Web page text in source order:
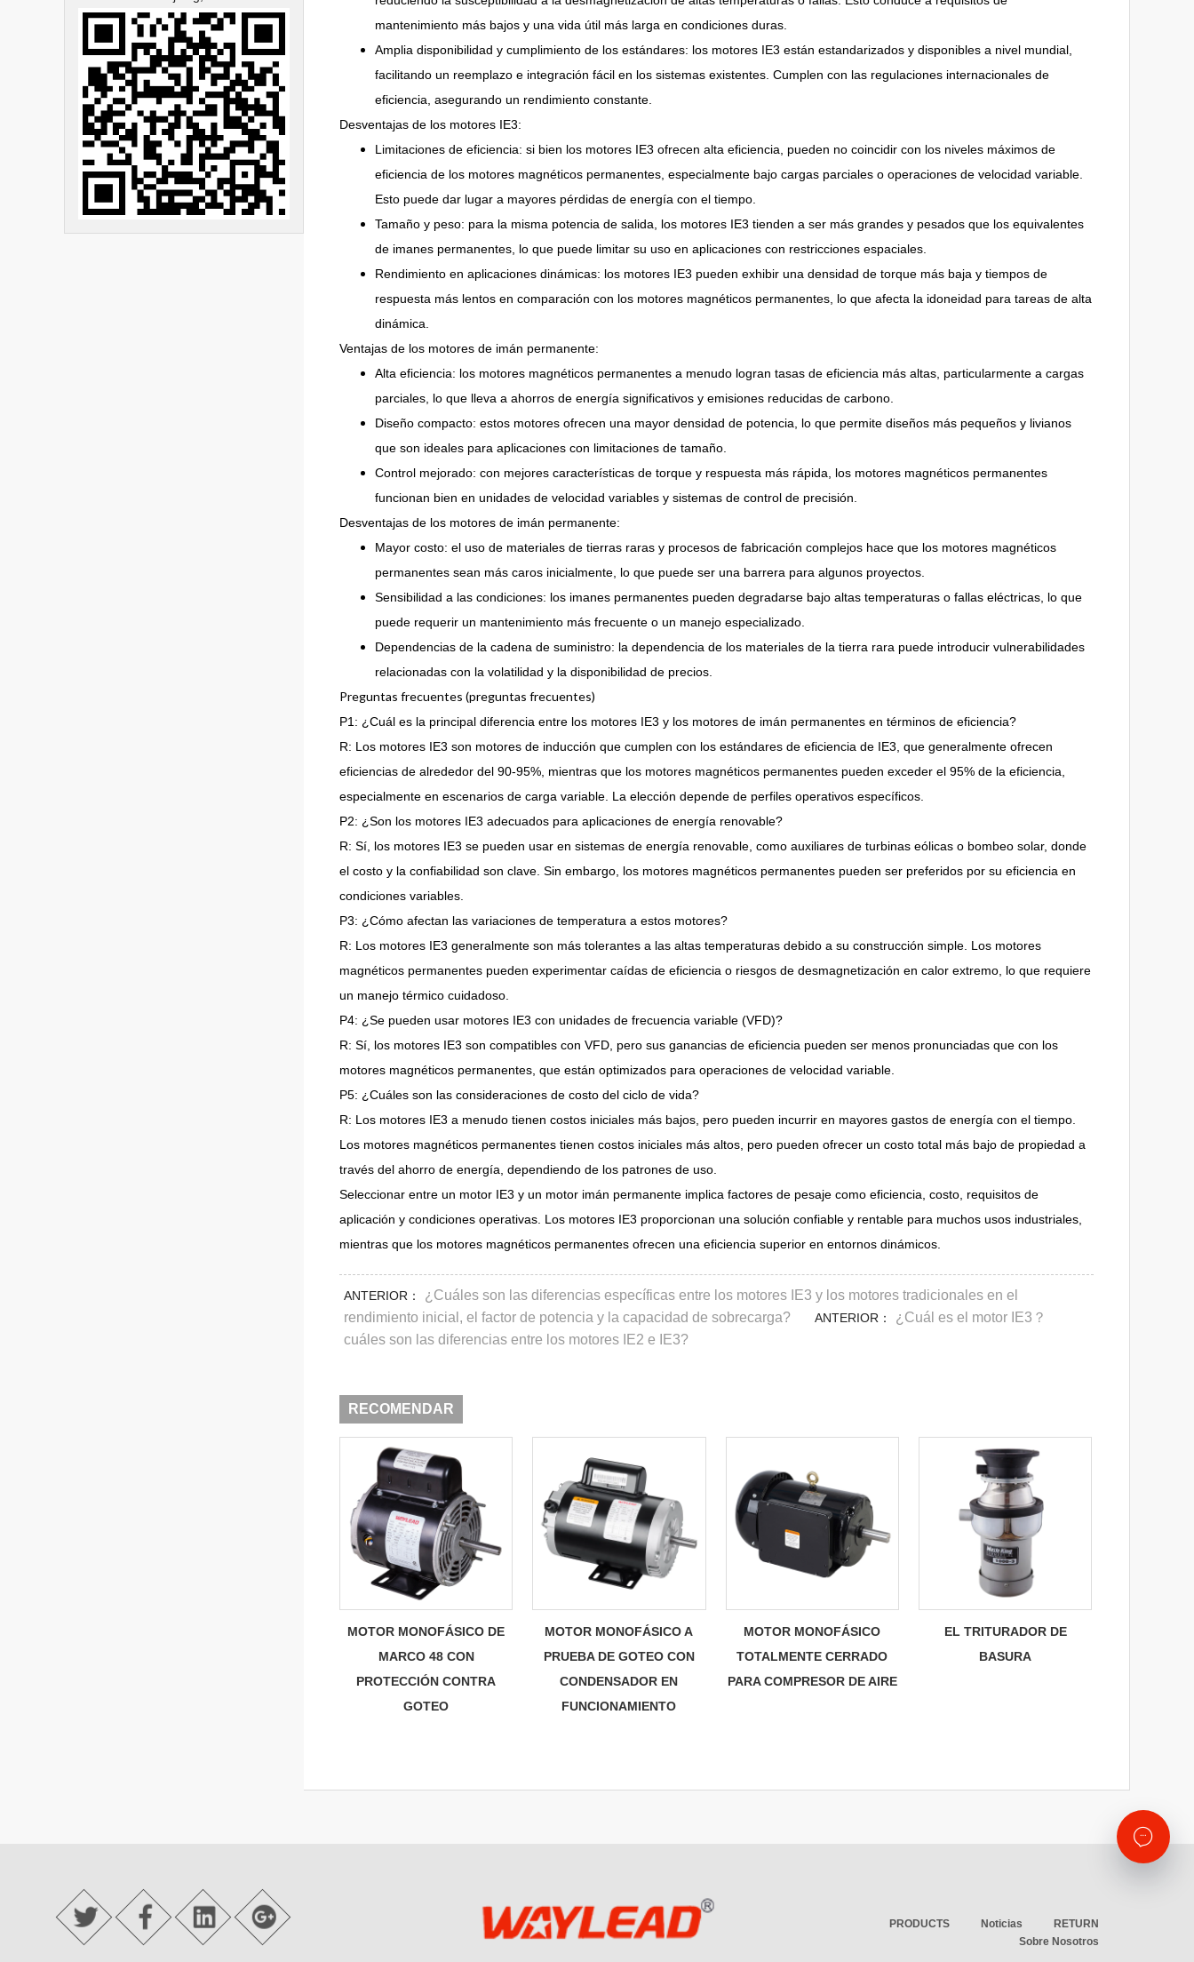
mantenimiento más bajos y una vida útil más larga en condiciones duras.
Amplia disponibilidad y cumplimiento de los estándares: los motores IE3 están estandarizados y disponibles a nivel mundial,
facilitando un reemplazo e integración fácil en los sistemas existentes. Cumplen con las regulaciones internacionales de
eficiencia, asegurando un rendimiento constante.
Desventajas de los motores IE3:
Limitaciones de eficiencia: si bien los motores IE3 ofrecen alta eficiencia, pueden no coincidir con los niveles máximos de
eficiencia de los motores magnéticos permanentes, especialmente bajo cargas parciales o operaciones de velocidad variable.
Esto puede dar lugar a mayores pérdidas de energía con el tiempo.
Tamaño y peso: para la misma potencia de salida, los motores IE3 tienden a ser más grandes y pesados ​​que los equivalentes
de imanes permanentes, lo que puede limitar su uso en aplicaciones con restricciones espaciales.
Rendimiento en aplicaciones dinámicas: los motores IE3 pueden exhibir una densidad de torque más baja y tiempos de
respuesta más lentos en comparación con los motores magnéticos permanentes, lo que afecta la idoneidad para tareas de alta
dinámica.
Ventajas de los motores de imán permanente:
Alta eficiencia: los motores magnéticos permanentes a menudo logran tasas de eficiencia más altas, particularmente a cargas
parciales, lo que lleva a ahorros de energía significativos y emisiones reducidas de carbono.
Diseño compacto: estos motores ofrecen una mayor densidad de potencia, lo que permite diseños más pequeños y livianos
que son ideales para aplicaciones con limitaciones de tamaño.
Control mejorado: con mejores características de torque y respuesta más rápida, los motores magnéticos permanentes
funcionan bien en unidades de velocidad variables y sistemas de control de precisión.
Desventajas de los motores de imán permanente:
Mayor costo: el uso de materiales de tierras raras y procesos de fabricación complejos hace que los motores magnéticos
permanentes sean más caros inicialmente, lo que puede ser una barrera para algunos proyectos.
Sensibilidad a las condiciones: los imanes permanentes pueden degradarse bajo altas temperaturas o fallas eléctricas, lo que
puede requerir un mantenimiento más frecuente o un manejo especializado.
Dependencias de la cadena de suministro: la dependencia de los materiales de la tierra rara puede introducir vulnerabilidades
relacionadas con la volatilidad y la disponibilidad de precios.
Preguntas frecuentes (preguntas frecuentes)
P1: ¿Cuál es la principal diferencia entre los motores IE3 y los motores de imán permanentes en términos de eficiencia?
R: Los motores IE3 son motores de inducción que cumplen con los estándares de eficiencia de IE3, que generalmente ofrecen
eficiencias de alrededor del 90-95%, mientras que los motores magnéticos permanentes pueden exceder el 95% de la eficiencia,
especialmente en escenarios de carga variable. La elección depende de perfiles operativos específicos.
P2: ¿Son los motores IE3 adecuados para aplicaciones de energía renovable?
R: Sí, los motores IE3 se pueden usar en sistemas de energía renovable, como auxiliares de turbinas eólicas o bombeo solar, donde
el costo y la confiabilidad son clave. Sin embargo, los motores magnéticos permanentes pueden ser preferidos por su eficiencia en
condiciones variables.
P3: ¿Cómo afectan las variaciones de temperatura a estos motores?
R: Los motores IE3 generalmente son más tolerantes a las altas temperaturas debido a su construcción simple. Los motores
magnéticos permanentes pueden experimentar caídas de eficiencia o riesgos de desmagnetización en calor extremo, lo que requiere
un manejo térmico cuidadoso.
P4: ¿Se pueden usar motores IE3 con unidades de frecuencia variable (VFD)?
R: Sí, los motores IE3 son compatibles con VFD, pero sus ganancias de eficiencia pueden ser menos pronunciadas que con los
motores magnéticos permanentes, que están optimizados para operaciones de velocidad variable.
P5: ¿Cuáles son las consideraciones de costo del ciclo de vida?
R: Los motores IE3 a menudo tienen costos iniciales más bajos, pero pueden incurrir en mayores gastos de energía con el tiempo.
Los motores magnéticos permanentes tienen costos iniciales más altos, pero pueden ofrecer un costo total más bajo de propiedad a
través del ahorro de energía, dependiendo de los patrones de uso.
Seleccionar entre un motor IE3 y un motor imán permanente implica factores de pesaje como eficiencia, costo, requisitos de
aplicación y condiciones operativas. Los motores IE3 proporcionan una solución confiable y rentable para muchos usos industriales,
mientras que los motores magnéticos permanentes ofrecen una eficiencia superior en entornos dinámicos.
ANTERIOR：
¿Cuáles son las diferencias específicas entre los motores IE3 y los motores tradicionales en el
rendimiento inicial, el factor de potencia y la capacidad de sobrecarga? ANTERIOR：
¿Cuál es el motor IE3？
cuáles son las diferencias entre los motores IE2 e IE3?
RECOMENDAR
MOTOR MONOFÁSICO DE
MARCO 48 CON
PROTECCIÓN CONTRA
GOTEO
MOTOR MONOFÁSICO A
PRUEBA DE GOTEO CON
CONDENSADOR EN
FUNCIONAMIENTO
MOTOR MONOFÁSICO
TOTALMENTE CERRADO
PARA COMPRESOR DE AIRE
EL TRITURADOR DE
BASURA
RETURN
Noticias
PRODUCTS
Sobre Nosotros